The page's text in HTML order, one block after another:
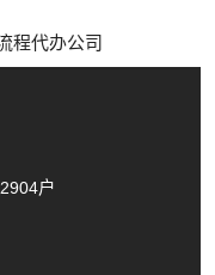
程代办公司
户